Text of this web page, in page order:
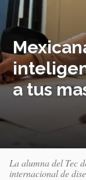
a tus
La alumna del Tec
internacional de